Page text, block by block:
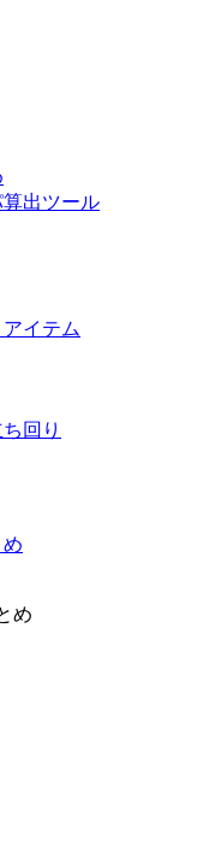
出ツール
イテム
回り
め